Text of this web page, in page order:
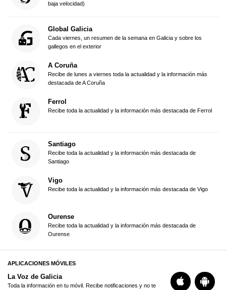
baja velocidad)
Global Galicia
Cada viernes, un resumen de la semana en Galicia y sobre los
gallegos en el exterior
A Coruña
Recibe de lunes a viernes toda la actualidad y la información más
destacada de A Coruña
Ferrol
Recibe toda la actualidad y la información más destacada de Ferrol
Santiago
Recibe toda la actualidad y la información más destacada de
Santiago
Vigo
Recibe toda la actualidad y la información más destacada de Vigo
Ourense
Recibe toda la actualidad y la información más destacada de
Ourense
APLICACIONES MÓVILES
La Voz de Galicia
Toda la información en tu móvil. Recibe notificaciones y no te